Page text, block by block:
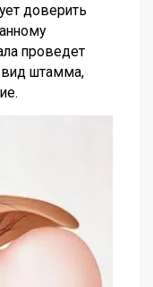
доверить
проведет
вид штамма,